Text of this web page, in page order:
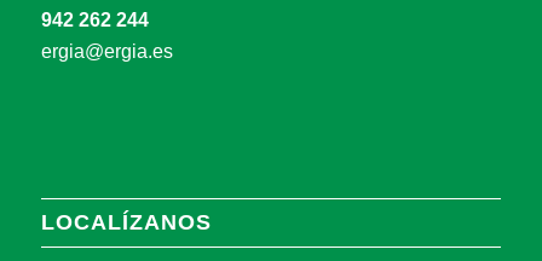
942 262 244
ergia@ergia.es
LOCALÍZANOS